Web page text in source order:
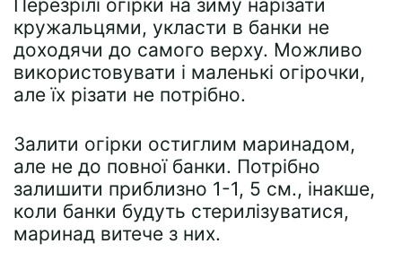
Перезрілі огірки на зиму нарізати
кружальцями, укласти в банки не
доходячи до самого верху. Можливо
використовувати і маленькі огірочки,
але їх різати не потрібно.
Залити огірки остиглим маринадом,
але не до повної банки. Потрібно
залишити приблизно 1-1, 5 см., інакше,
коли банки будуть стерилізуватися,
маринад витече з них.